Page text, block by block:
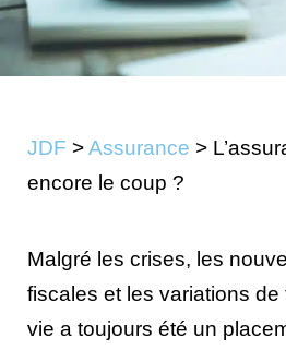
JDF >Assurance >
encore le coup ?
Malgré les crises, les
fiscales et les variations de
vie a toujours été un